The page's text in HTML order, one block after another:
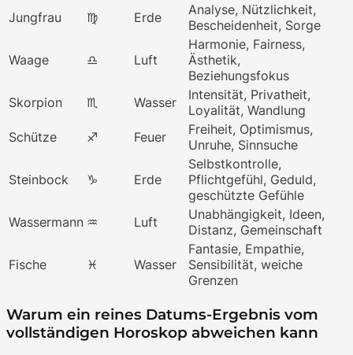
Jungfrau
♍ Erde
Analyse, Nützlichkeit,
Bescheidenheit, Sorge
Waage ♎ Luft
Harmonie, Fairness,
Ästhetik,
Beziehungsfokus
Skorpion
♏ Wasser
Intensität, Privatheit,
Loyalität, Wandlung
Schütze
♐ Feuer
Freiheit, Optimismus,
Unruhe, Sinnsuche
Steinbock ♑ Erde
Selbstkontrolle,
Pflichtgefühl, Geduld,
geschützte Gefühle
Wassermann ♒ Luft
Unabhängigkeit, Ideen,
Distanz, Gemeinschaft
Fische ♓ Wasser
Fantasie, Empathie,
Sensibilität, weiche
Grenzen
Warum ein reines Datums-Ergebnis vom
vollständigen Horoskop abweichen kann